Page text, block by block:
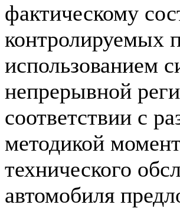
фактическому
контролируемых
использованием
непрерывной
соответствии с
методикой
технического
автомобиля